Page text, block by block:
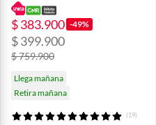
$ 383.900 -49%
$ 399.900
$ 759.900
Llega mañana
Retira mañana
(19)